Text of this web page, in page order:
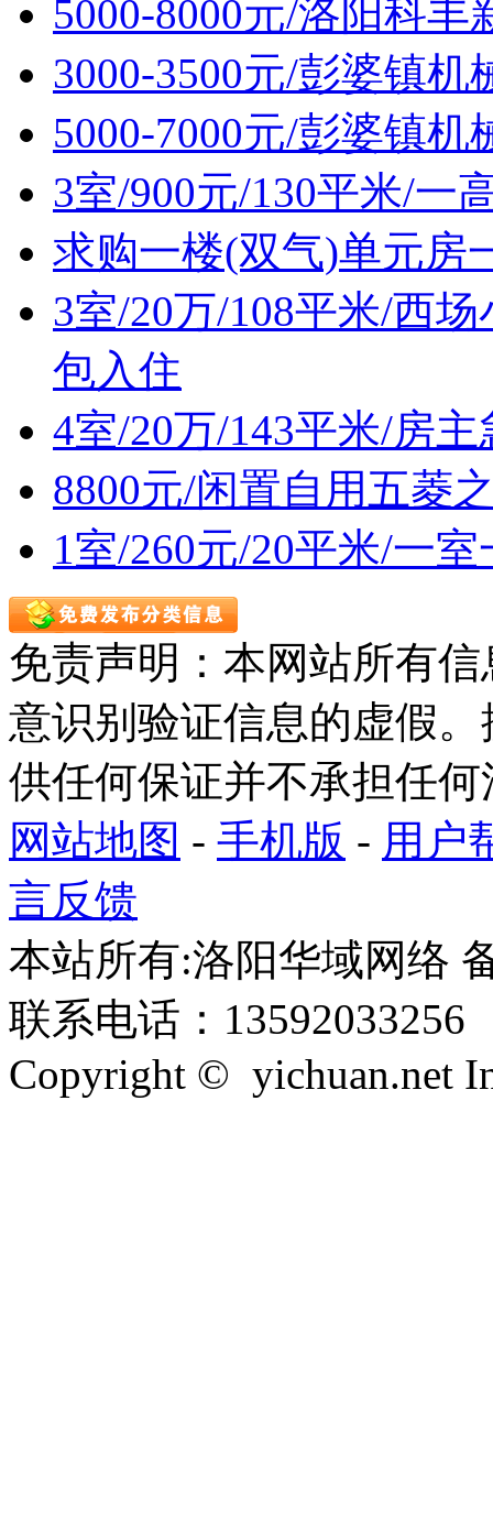
5000-8000元/洛阳科
3000-3500元/彭婆镇
5000-7000元/彭婆镇
3室/900元/130平米/一
求购一楼(双气)单元房
3室/20万/108平米/西
包入住
4室/20万/143平米/房
8800元/闲置自用五菱
1室/260元/20平米/一
免责声明：本网站所有
意识别验证信息的虚假
供任何保证并不承担任
网站地图 - 手机版 - 用户
言反馈
本站所有:洛阳华域网络
联系电话：13592033256
Copyright © yichuan.net